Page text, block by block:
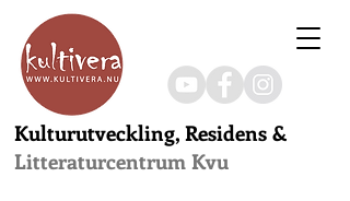
Kulturutveckling, Residens &
Litteraturcentrum Kvu